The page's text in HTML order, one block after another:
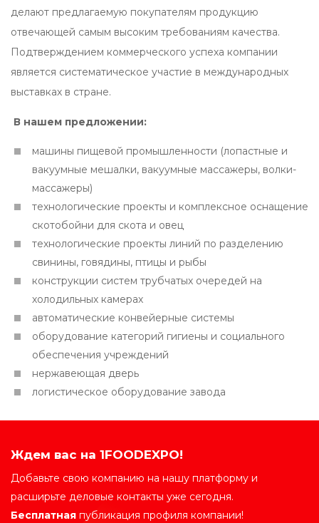
делают предлагаемую покупателям продукцию
отвечающей самым высоким требованиям качества.
Подтверждением коммерческого успеха компании
является систематическое участие в международных
выставках в стране.
В нашем предложении:
машины пищевой промышленности (лопастные и
вакуумные мешалки, вакуумные массажеры, волки-
массажеры)
технологические проекты и комплексное оснащение
скотобойни для скота и овец
технологические проекты линий по разделению
свинины, говядины, птицы и рыбы
конструкции систем трубчатых очередей на
холодильных камерах
автоматические конвейерные системы
оборудование категорий гигиены и социального
обеспечения учреждений
нержавеющая дверь
логистическое оборудование завода
Ждем вас на 1FOODEXPO!
Добавьте свою компанию на нашу платформу и
расширьте деловые контакты уже сегодня.
Бесплатная публикация профиля компании!